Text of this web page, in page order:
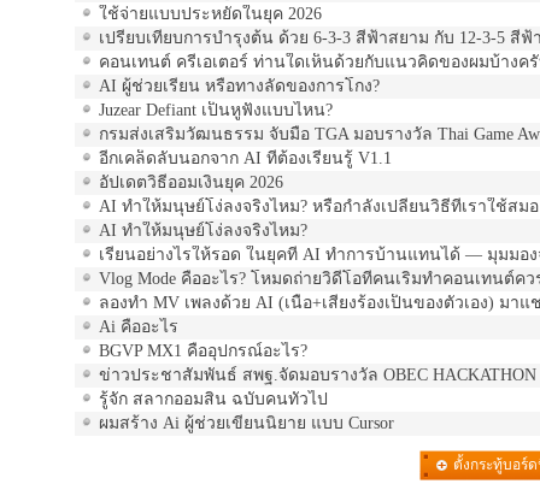
ใช้จ่ายแบบประหยัดในยุค 2026
เปรียบเทียบการบำรุงต้น ด้วย 6-3-3 สีฟ้าสยาม กับ 12-3-5 สี
คอนเทนต์ ครีเอเตอร์ ท่านใดเห็นด้วยกับแนวคิดของผมบ้างค
AI ผู้ช่วยเรียน หรือทางลัดของการโกง?
Juzear Defiant เป็นหูฟังแบบไหน?
กรมส่งเสริมวัฒนธรรม จับมือ TGA มอบรางวัล Thai Game
อีกเคล็ดลับนอกจาก AI ที่ต้องเรียนรู้ V1.1
อัปเดตวิธีออมเงินยุค 2026
AI ทำให้มนุษย์โง่ลงจริงไหม? หรือกำลังเปลี่ยนวิธีที่เราใช้สม
AI ทำให้มนุษย์โง่ลงจริงไหม?
เรียนอย่างไรให้รอด ในยุคที่ AI ทำการบ้านแทนได้ — มุมมอง
Vlog Mode คืออะไร? โหมดถ่ายวิดีโอที่คนเริ่มทำคอนเทนต์คว
ลองทำ MV เพลงด้วย AI (เนื้อ+เสียงร้องเป็นของตัวเอง) มา
Ai คืออะไร
BGVP MX1 คืออุปกรณ์อะไร?
ข่าวประชาสัมพันธ์ สพฐ.จัดมอบรางวัล OBEC
รู้จัก สลากออมสิน ฉบับคนทั่วไป
ผมสร้าง Ai ผู้ช่วยเขียนนิยาย แบบ Cursor
ตั้งกระทู้บอร์